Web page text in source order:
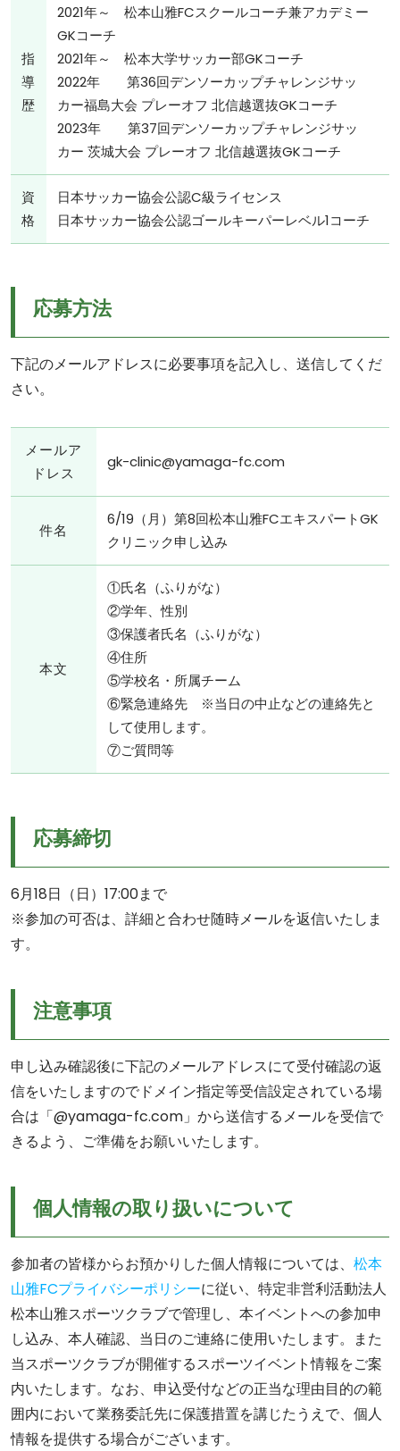
指
導
歴
2021年～ 松本山雅FCスクールコーチ兼アカデミー
GKコーチ
2021年～ 松本大学サッカー部GKコーチ
2022年 第36回デンソーカップチャレンジサッ
カー福島大会 プレーオフ 北信越選抜GKコーチ
2023年 第37回デンソーカップチャレンジサッ
カー 茨城大会 プレーオフ 北信越選抜GKコーチ
資
格
日本サッカー協会公認C級ライセンス
日本サッカー協会公認ゴールキーパーレベル1コーチ
応募方法
下記のメールアドレスに必要事項を記入し、送信してくだ
さい。
メールア
ドレス
gk-clinic@yamaga-fc.com
件名
6/19（月）第8回松本山雅FCエキスパートGK
クリニック申し込み
本文
①氏名（ふりがな）
②学年、性別
③保護者氏名（ふりがな）
④住所
⑤学校名・所属チーム
⑥緊急連絡先 ※当日の中止などの連絡先と
して使用します。
⑦ご質問等
応募締切
6月18日（日）17:00まで
※参加の可否は、詳細と合わせ随時メールを返信いたしま
す。
注意事項
申し込み確認後に下記のメールアドレスにて受付確認の返
信をいたしますのでドメイン指定等受信設定されている場
合は「@yamaga-fc.com」から送信するメールを受信で
きるよう、ご準備をお願いいたします。
個人情報の取り扱いについて
参加者の皆様からお預かりした個人情報については、 松本
山雅FCプライバシーポリシーに従い、特定非営利活動法人
松本山雅スポーツクラブで管理し、本イベントへの参加申
し込み、本人確認、当日のご連絡に使用いたします。また
当スポーツクラブが開催するスポーツイベント情報をご案
内いたします。なお、申込受付などの正当な理由目的の範
囲内において業務委託先に保護措置を講じたうえで、個人
情報を提供する場合がございます。